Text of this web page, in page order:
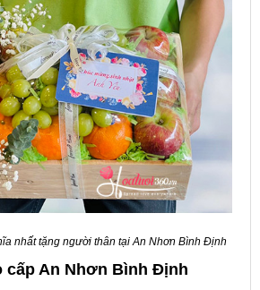
nhất tặng người thân tại An Nhơn Bình Định
cấp An Nhơn Bình Định